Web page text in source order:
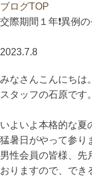
ブログTOP
交際期間１年❗異例
2023.7.8
みなさんこんにちは。
スタッフの石原です。
いよいよ本格的な夏
猛暑日がやって参り
男性会員の皆様、先
おりますので、でき